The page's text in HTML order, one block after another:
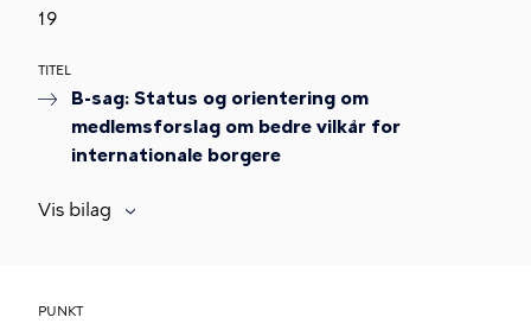
19
TITEL
B-sag: Status og orientering om
medlemsforslag om bedre vilkår for
internationale borgere
Vis bilag
PUNKT